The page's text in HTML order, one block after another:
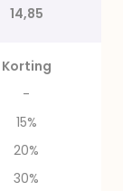
14,85
Korting
-
15%
20%
30%